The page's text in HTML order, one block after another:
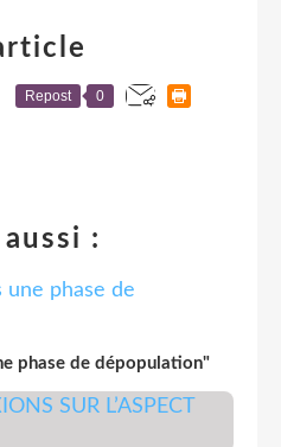
Repost 0
:
phase de dépopulation"